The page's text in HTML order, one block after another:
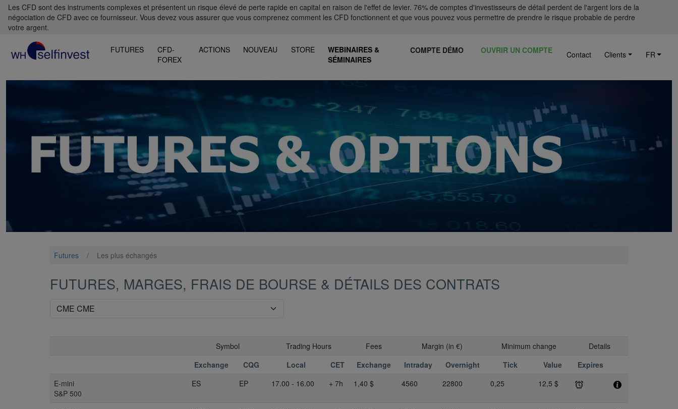
Les CFD sont des instruments complexes et présentent un risque élevé de perte rapide en capital en raison de l'effet de levier. 76% de comptes d'investisseurs de détail perdent de l'argent lors de la
négociation de CFD avec ce fournisseur. Vous devez vous assurer que vous comprenez comment les CFD fonctionnent et que vous pouvez vous permettre de prendre le risque probable de perdre
votre argent.
FUTURES
CFD-
FOREX
ACTIONS NOUVEAU STORE
WEBINAIRES &
SÉMINAIRES
COMPTE DÉMO OUVRIR UN COMPTE Contact Clients FR
Futures / Les plus échangés
FUTURES, MARGES, FRAIS DE BOURSE & DÉTAILS DES CONTRATS
Symbol Trading Hours Fees Margin (in €) Minimum change
Details
Exchange
CQG Local CET Exchange Intraday Overnight Tick Value
Expires
E-mini
S&P 500
ES EP 17.00 - 16.00 + 7h 1,40 $ 4560 22800 0,25 12,5 $